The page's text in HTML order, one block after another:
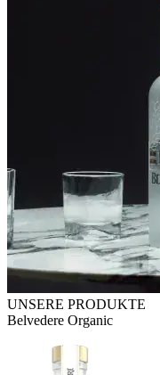
UNSERE PRODUKTE
Belvedere Organic